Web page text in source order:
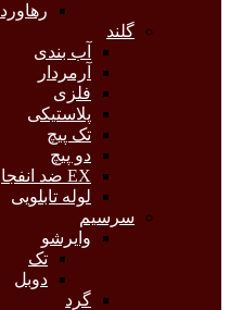
رهاورد
گلند
آب بندی
آرمردار
فلزی
پلاستیکی
تک پیچ
دو پیچ
EX ضد انفجار
لوله تابلویی
سرسیم
وایرشو
تک
دوبل
گرد